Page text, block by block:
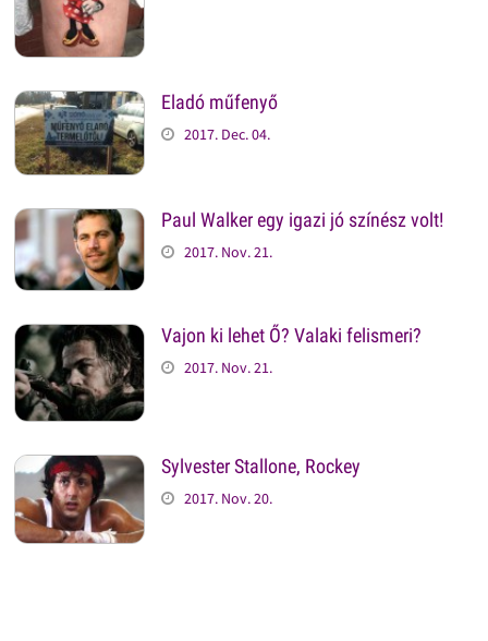
Eladó műfenyő
2017. Dec. 04.
Paul Walker egy igazi jó színész volt!
2017. Nov. 21.
Vajon ki lehet Ő? Valaki felismeri?
2017. Nov. 21.
Sylvester Stallone, Rockey
2017. Nov. 20.